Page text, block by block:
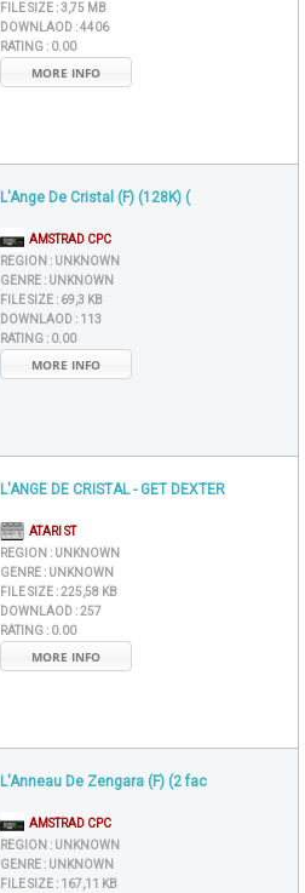
FILE SIZE :3,75 MB
DOWNLAOD :4406
RATING : 0.00
MORE INFO
L'Ange De Cristal (F) (128K) (
AMSTRAD CPC
REGION : UNKNOWN
GENRE : UNKNOWN
FILE SIZE : 69,3 KB
DOWNLAOD : 113
RATING : 0.00
MORE INFO
L'ANGE DE CRISTAL - GET DEXTER
ATARI ST
REGION : UNKNOWN
GENRE : UNKNOWN
FILE SIZE :225,58 KB
DOWNLAOD :257
RATING : 0.00
MORE INFO
L'Anneau De Zengara (F) (2 fac
AMSTRAD CPC
REGION : UNKNOWN
GENRE : UNKNOWN
FILE SIZE : 167,11 KB